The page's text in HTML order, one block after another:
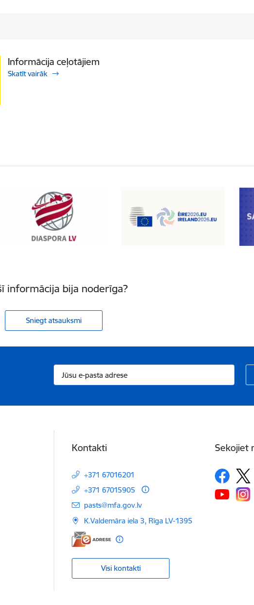
Informācija ceļotājiem
Skatīt vairāk
informācija bija noderīga?
Sniegt atsauksmi
Kontakti
+371 67016201
+371 67015905
E-pasts:
pasts@mfa.gov.lv
K.Valdemāra iela 3, Rīga LV-1395
Visi kontakti
Sekojiet